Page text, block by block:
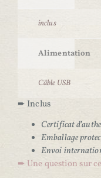
inclus
Alimentation
Câble USB
➨ Inclus
Certificat
Emballage
Envoi
➨ Une question sur